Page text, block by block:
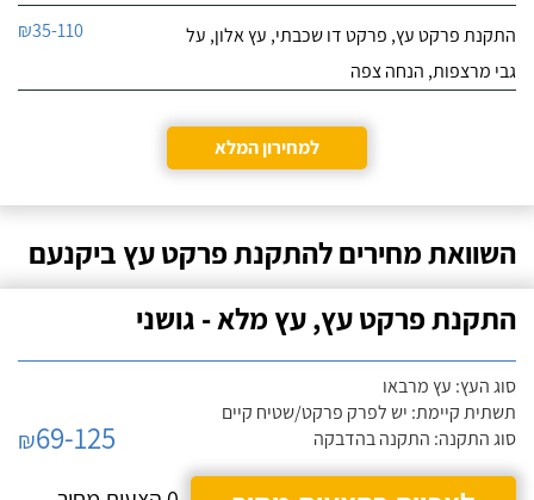
התקנת פרקט עץ, פרקט דו שכבתי, עץ אלון, על
גבי מרצפות, הנחה צפה
₪35-110
למחירון המלא
השוואת מחירים להתקנת פרקט עץ ביקנעם
התקנת פרקט עץ, עץ מלא - גושני
סוג העץ: עץ מרבאו
תשתית קיימת: יש לפרק פרקט/שטיח קיים
סוג התקנה: התקנה בהדבקה
₪69-125